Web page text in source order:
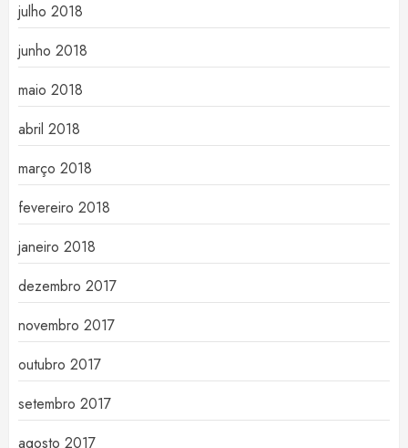
julho 2018
junho 2018
maio 2018
abril 2018
março 2018
fevereiro 2018
janeiro 2018
dezembro 2017
novembro 2017
outubro 2017
setembro 2017
agosto 2017